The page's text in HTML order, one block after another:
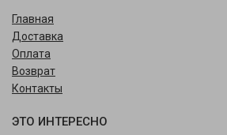
Главная
Доставка
Оплата
Возврат
Контакты
ЭТО ИНТЕРЕСНО